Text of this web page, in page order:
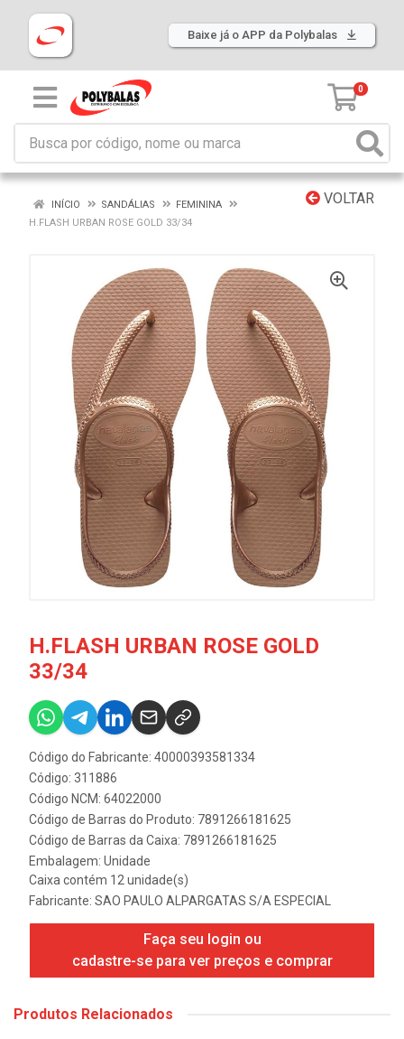
Baixe já o APP da Polybalas
0
VOLTAR
INÍCIO SANDÁLIAS
FEMININA
H.FLASH URBAN ROSE GOLD 33/34
H.FLASH URBAN ROSE GOLD
33/34
Código do Fabricante: 40000393581334
Código: 311886
Código NCM: 64022000
Código de Barras do Produto: 7891266181625
Código de Barras da Caixa: 7891266181625
Embalagem: Unidade
Caixa contém 12 unidade(s)
Fabricante: SAO PAULO ALPARGATAS S/A ESPECIAL
Faça seu login ou
cadastre-se para ver preços e comprar
Produtos Relacionados